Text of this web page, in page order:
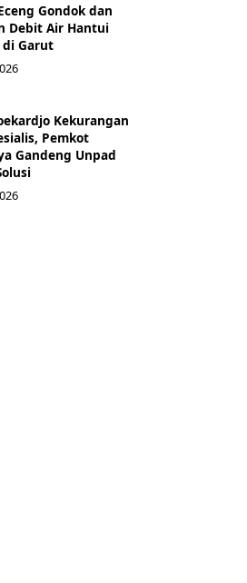
Gondok dan
Debit Air Hantui
di Garut
Kekurangan
Pemkot
Gandeng Unpad